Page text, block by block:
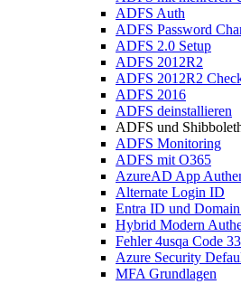
ADFS Auth
ADFS Password
ADFS 2.0 Setup
ADFS 2012R2
ADFS 2012R2
ADFS 2016
ADFS deinstallieren
ADFS und
ADFS Monitoring
ADFS mit O365
AzureAD App
Alternate Login ID
Entra ID und
Hybrid Modern
Fehler 4usqa Code
Azure Security
MFA Grundlagen